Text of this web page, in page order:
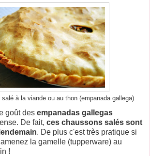
à la viande ou au thon (empanada gallega)
goût des empanadas gallegas
De fait, ces chaussons salés sont
. De plus c'est très pratique si
la gamelle (tupperware) au
!